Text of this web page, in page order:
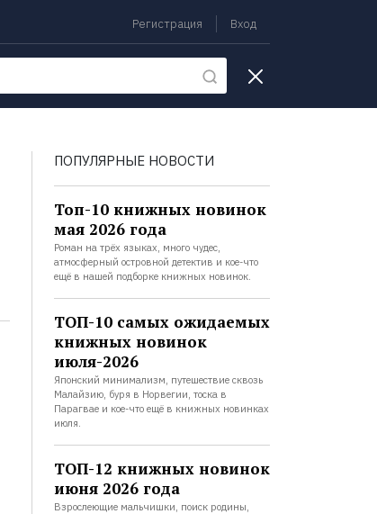
Регистрация Вход
ПОПУЛЯРНЫЕ НОВОСТИ
Топ-10 книжных новинок
мая 2026 года
Роман на трёх языках, много чудес,
атмосферный островной детектив и кое-что
ещё в нашей подборке книжных новинок.
ТОП-10 самых ожидаемых
книжных новинок
июля-2026
Японский минимализм, путешествие сквозь
Малайзию, буря в Норвегии, тоска в
Парагвае и кое-что ещё в книжных новинках
июля.
ТОП-12 книжных новинок
июня 2026 года
Взрослеющие мальчишки, поиск родины,